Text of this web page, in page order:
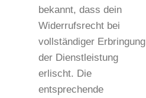
bekannt, dass dein
Widerrufsrecht bei
vollständiger Erbringung
der Dienstleistung
erlischt. Die
entsprechende